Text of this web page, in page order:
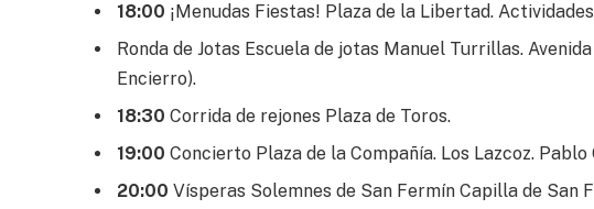
18:00 ¡Menudas Fiestas! Plaza de la Libertad.
Ronda de Jotas Escuela de jotas Manuel Turrillas.
Encierro).
18:30 Corrida de rejones Plaza de Toros.
19:00 Concierto Plaza de la Compañía. Los Lazcoz.
20:00 Vísperas Solemnes de San Fermín Capilla de San